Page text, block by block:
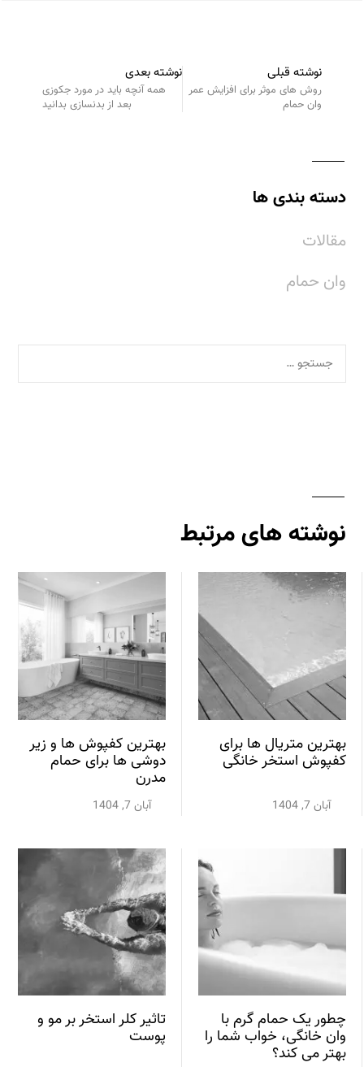
نوشته قبلی
روش‌ های موثر برای افزایش عمر
وان حمام
نوشته بعدی
همه آنچه باید در مورد جکوزی
بعد از بدنسازی بدانید
دسته بندی ها
مقالات
وان حمام
نوشته های مرتبط
بهترین متریال ها برای
کفپوش استخر خانگی
آبان 7, 1404
بهترین کفپوش ها و زیر
دوشی ها برای حمام
مدرن
آبان 7, 1404
چطور یک حمام گرم با
وان خانگی، خواب شما را
بهتر می کند؟
تاثیر کلر استخر بر مو و
پوست